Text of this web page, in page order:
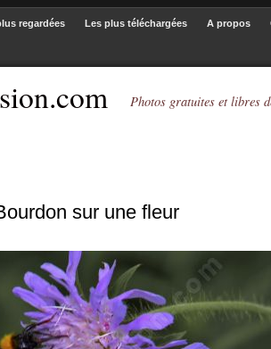
Photos gratuites et libres
regardées Les plus téléchargées A propos
sur une fleur